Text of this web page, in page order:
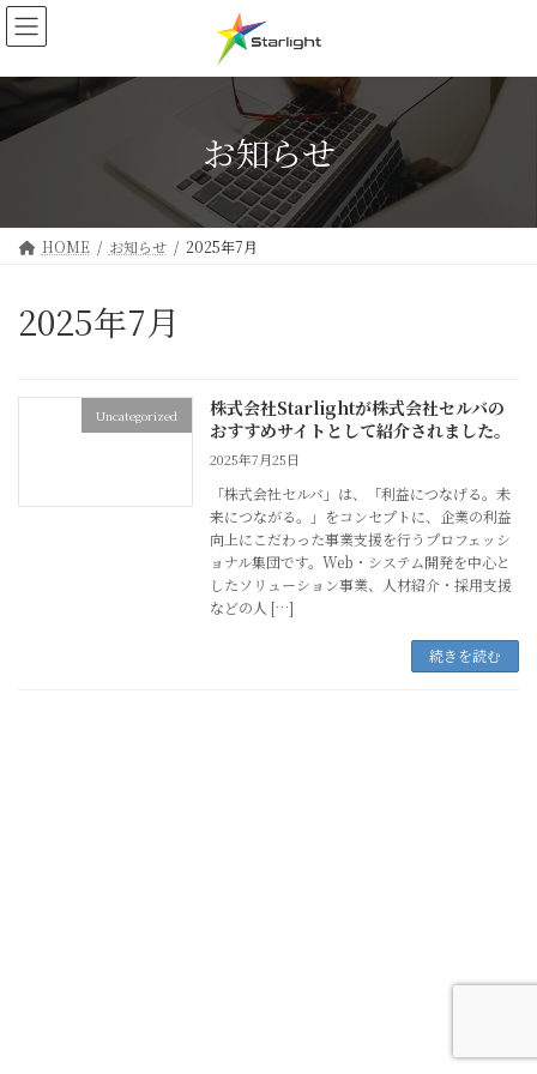
コ
ン
ン
へ
プ
ナ
ビ
ー
ョ
動
お知らせ
HOME お知らせ 2025年7月
2025年7月
Uncategorized
株式会社Starlightが株式会社セルバの
おすすめサイトとして紹介されました。
2025年7月25日
「株式会社セルバ」は、「利益につなげる。未
来につながる。」をコンセプトに、企業の利益
向上にこだわった事業支援を行うプロフェッシ
ョナル集団です。Web・システム開発を中心と
したソリューション事業、人材紹介・採用支援
などの人 […]
続きを読む